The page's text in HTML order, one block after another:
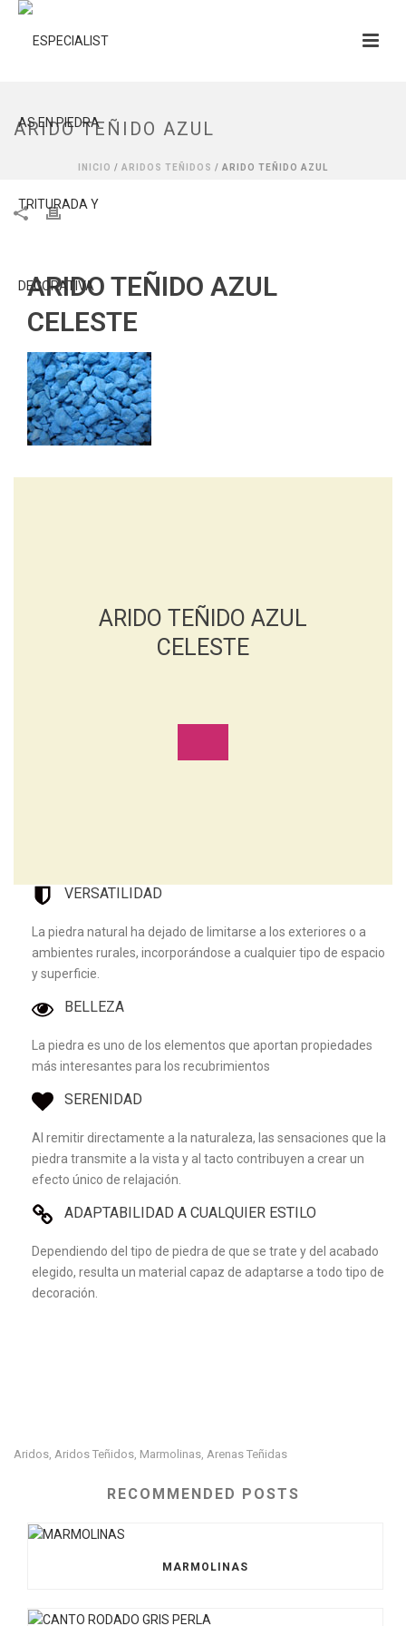
ARIDO TEÑIDO AZUL
INICIO / ARIDOS TEÑIDOS / ARIDO TEÑIDO AZUL
ARIDO TEÑIDO AZUL
CELESTE
ARIDO TEÑIDO AZUL
CELESTE
VERSATILIDAD
La piedra natural ha dejado de limitarse a los exteriores o a
ambientes rurales, incorporándose a cualquier tipo de espacio
y superficie.
BELLEZA
La piedra es uno de los elementos que aportan propiedades
más interesantes para los recubrimientos
SERENIDAD
Al remitir directamente a la naturaleza, las sensaciones que la
piedra transmite a la vista y al tacto contribuyen a crear un
efecto único de relajación.
ADAPTABILIDAD A CUALQUIER ESTILO
Dependiendo del tipo de piedra de que se trate y del acabado
elegido, resulta un material capaz de adaptarse a todo tipo de
decoración.
Aridos, Aridos Teñidos, Marmolinas, Arenas Teñidas
RECOMMENDED POSTS
MARMOLINAS